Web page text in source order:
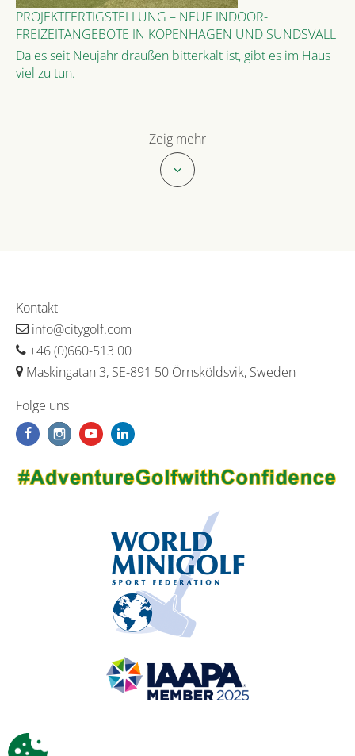
PROJEKTFERTIGSTELLUNG – NEUE INDOOR-
FREIZEITANGEBOTE IN KOPENHAGEN UND SUNDSVALL
Da es seit Neujahr draußen bitterkalt ist, gibt es im Haus
viel zu tun.
Zeig mehr
Kontakt
info@citygolf.com
+46 (0)660-513 00
Maskingatan 3, SE-891 50 Örnsköldsvik, Sweden
Folge uns